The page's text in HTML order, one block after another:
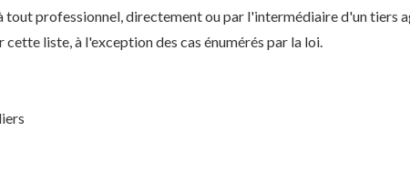
professionnel, directement ou par l'intermédiaire d'un tiers
liste, à l'exception des cas énumérés par la loi.